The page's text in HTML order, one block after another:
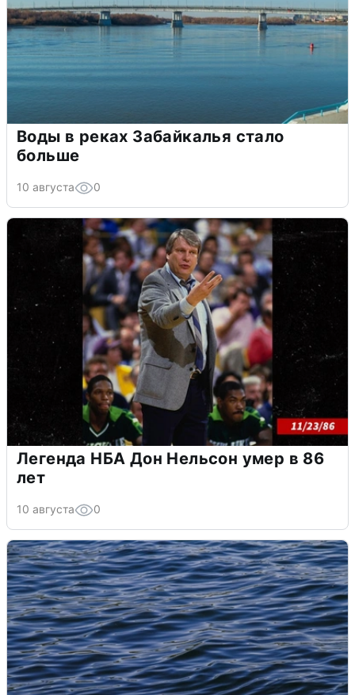
Воды в реках Забайкалья стало
больше
10 августа 0
Легенда НБА Дон Нельсон умер в 86
лет
10 августа 0